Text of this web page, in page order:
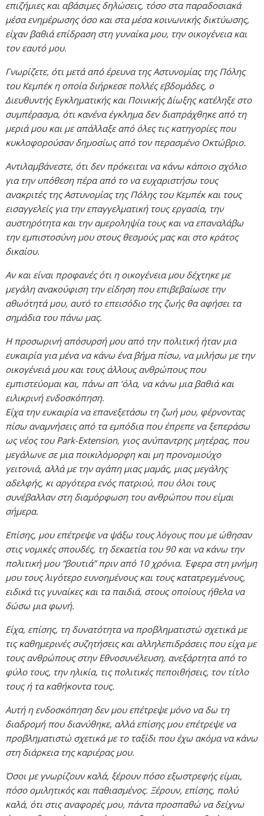
επιζήμιες και αβάσιμες δηλώσεις, τόσο στα παραδοσιακά
μέσα ενημέρωσης όσο και στα μέσα κοινωνικής δικτύωσης,
είχαν βαθιά επίδραση στη γυναίκα μου, την οικογένεια και
τον εαυτό μου.
Γνωρίζετε, ότι μετά από έρευνα της Αστυνομίας της Πόλης
του Κεμπέκ η οποία διήρκεσε πολλές εβδομάδες, ο
Διευθυντής Εγκληματικής και Ποινικής Δίωξης κατέληξε στο
συμπέρασμα, ότι κανένα έγκλημα δεν διαπράχθηκε από τη
μεριά μου και με απάλλαξε από όλες τις κατηγορίες που
κυκλοφορούσαν δημοσίως από τον περασμένο Οκτώβριο.
Αντιλαμβάνεστε, ότι δεν πρόκειται να κάνω κάποιο σχόλιο
για την υπόθεση πέρα από το να ευχαριστήσω τους
ανακριτές της Αστυνομίας της Πόλης του Κεμπέκ και τους
εισαγγελείς για την επαγγελματική τους εργασία, την
αυστηρότητα και την αμεροληψία τους και να επαναλάβω
την εμπιστοσύνη μου στους θεσμούς μας και στο κράτος
δικαίου.
Αν και είναι προφανές ότι η οικογένεια μου δέχτηκε με
μεγάλη ανακούφιση την είδηση που επιβεβαίωσε την
αθωότητά μου, αυτό το επεισόδιο της ζωής θα αφήσει τα
σημάδια του πάνω μας.
Η προσωρινή απόσυρσή μου από την πολιτική ήταν μια
ευκαιρία για μένα να κάνω ένα βήμα πίσω, να μιλήσω με την
οικογένειά μου και τους άλλους ανθρώπους που
εμπιστεύομαι και, πάνω απ ‘όλα, να κάνω μια βαθιά και
ειλικρινή ενδοσκόπηση.
Είχα την ευκαιρία να επανεξετάσω τη ζωή μου, φέρνοντας
πίσω αναμνήσεις από τα εμπόδια που έπρεπε να ξεπεράσω
ως νέος του Park-Extension, γιος ανύπαντρης μητέρας, που
μεγάλωνε σε μια ποικιλόμορφη και μη προνομιούχο
γειτονιά, αλλά με την αγάπη μιας μαμάς, μιας μεγάλης
αδελφής, κι αργότερα ενός πατριού, που όλοι τους
συνέβαλλαν στη διαμόρφωση του ανθρώπου που είμαι
σήμερα.
Επίσης, μου επέτρεψε να ψάξω τους λόγους που με ώθησαν
στις νομικές σπουδές, τη δεκαετία του 90 και να κάνω την
πολιτική μου “βουτιά” πριν από 10 χρόνια. Έφερα στη μνήμη
μου τους λιγότερο ευνοημένους και τους κατατρεγμένους,
ειδικά τις γυναίκες και τα παιδιά, στους οποίους ήθελα να
δώσω μια φωνή.
Είχα, επίσης, τη δυνατότητα να προβληματιστώ σχετικά με
τις καθημερινές συζητήσεις και αλληλεπιδράσεις που είχα με
τους ανθρώπους στην Εθνοσυνέλευση, ανεξάρτητα από το
φύλο τους, την ηλικία, τις πολιτικές πεποιθήσεις, τον τίτλο
τους ή τα καθήκοντα τους.
Αυτή η ενδοσκόπηση δεν μου επέτρεψε μόνο να δω τη
διαδρομή που διανύθηκε, αλλά επίσης μου επέτρεψε να
προβληματιστώ σχετικά με το ταξίδι που έχω ακόμα να κάνω
στη διάρκεια της καριέρας μου.
Όσοι με γνωρίζουν καλά, ξέρουν πόσο εξωστρεφής είμαι,
πόσο ομιλητικός και παθιασμένος. Ξέρουν, επίσης, πολύ
καλά, ότι στις αναφορές μου, πάντα προσπαθώ να δείχνω